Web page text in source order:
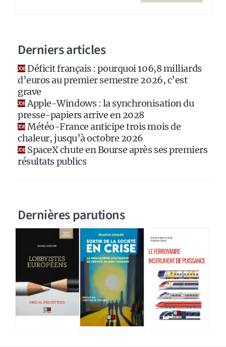
Derniers articles
Déficit français : pourquoi 106,8 milliards
d’euros au premier semestre 2026, c’est
grave
Apple-Windows : la synchronisation du
presse-papiers arrive en 2028
Météo-France anticipe trois mois de
chaleur, jusqu’à octobre 2026
SpaceX chute en Bourse après ses premiers
résultats publics
Dernières parutions